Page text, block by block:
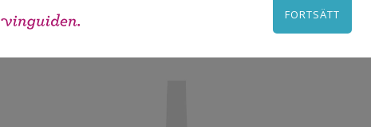
2198 kr FORTSÄTT